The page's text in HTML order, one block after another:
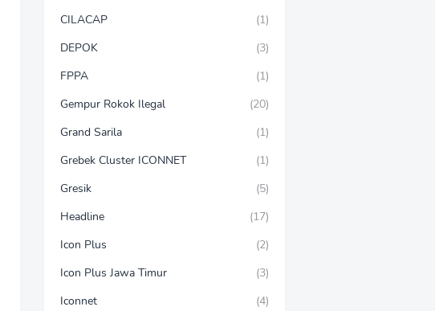
CILACAP
(1)
DEPOK
(3)
FPPA
(1)
Gempur Rokok Ilegal
(20)
Grand Sarila
(1)
Grebek Cluster ICONNET
(1)
Gresik
(5)
Headline
(17)
Icon Plus
(2)
Icon Plus Jawa Timur
(3)
Iconnet
(4)